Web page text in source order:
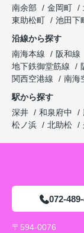
南余部
金岡町
東助松町
池田下
沿線から探す
南海本線
阪和線
地下鉄御堂筋線
関西空港線
南海
駅から探す
深井
和泉府中
松ノ浜
北助松
072-
〒594-0076